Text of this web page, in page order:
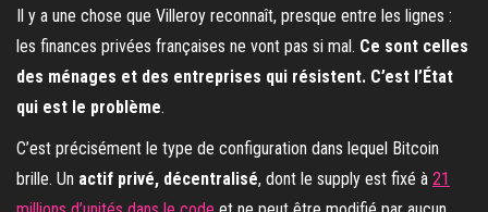
Il y a une chose que Villeroy reconnaît, presque entre les lignes :
les finances privées françaises ne vont pas si mal. Ce sont celles
des ménages et des entreprises qui résistent. C’est l’État
qui est le problème.
C’est précisément le type de configuration dans lequel Bitcoin
brille. Un actif privé, décentralisé, dont le supply est fixé à 21